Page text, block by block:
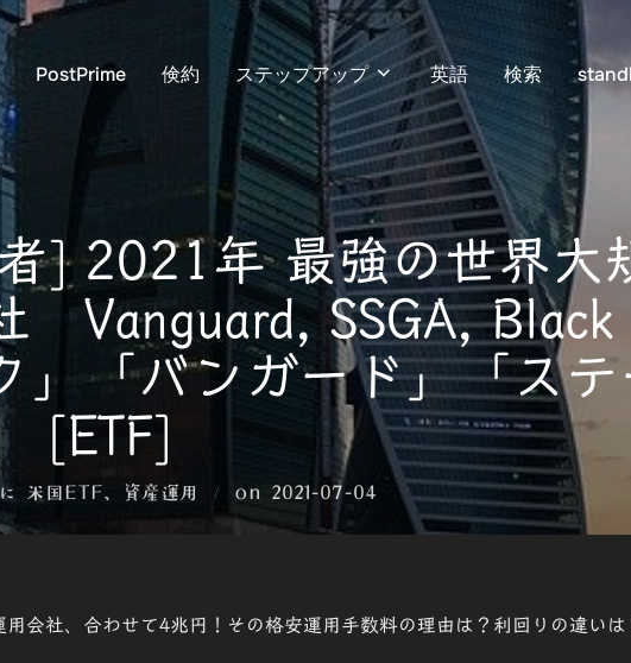
PostPrime 倹約 ステップアップ 英語 検索
] 2021年 最強の世界大
Vanguard, SSGA, Black
」「バンガード」「ステ
[ETF]
に 米国ETF 資産運用 on 投
稿
2021-07-04
用会社、合わせて4兆円！その格安運用手数料の理由は？利回りの違いは